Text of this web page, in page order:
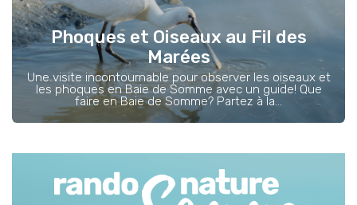
Phoques et Oiseaux au Fil des
Marées
Une visite incontournable pour observer les oiseaux et
les phoques en Baie de Somme avec un guide! Que
faire en Baie de Somme? Partez à la...